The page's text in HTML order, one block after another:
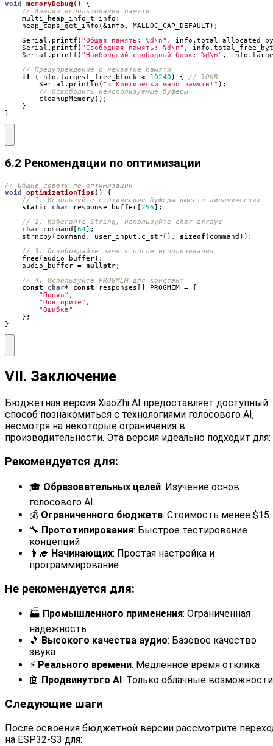
void memoryDebug ()
{
multi_heap_info_t
info ;
heap_caps_get_info (&info , MALLOC_CAP_DEFAULT);
Serial . printf ( "Общая память: %d\n" , info .
Serial . printf ( "Свободная память: %d\n" , info .
Serial . printf ( "Наибольший свободный блок: %d\n" , info .
if
( info . largest_free_block < 10240 ) {
Serial . println ( "⚠️ Критически мало памяти!" );
cleanupMemory ();
}
}
6.2 Рекомендации по оптимизации
void
optimizationTips ()
{
static
char response_buffer [256];
char
command [64];
strncpy ( command , user_input . c_str(), sizeof ( command ));
free (audio_buffer);
audio_buffer = nullptr;
const
char* const responses [] PROGMEM =
{
"Понял" ,
"Повторите" ,
"Ошибка"
};
}
VII. Заключение
Бюджетная версия XiaoZhi AI предоставляет доступный
способ познакомиться с технологиями голосового AI,
несмотря на некоторые ограничения в
производительности. Эта версия идеально подходит для:
Рекомендуется для:
🎓 Образовательных целей: Изучение основ
голосового AI
💰 Ограниченного бюджета: Стоимость менее $15
🔧 Прототипирования: Быстрое тестирование
концепций
👨‍🎓 Начинающих: Простая настройка и
программирование
Не рекомендуется для:
🏭 Промышленного применения: Ограниченная
надежность
🎵 Высокого качества аудио: Базовое качество
звука
⚡ Реального времени: Медленное время отклика
🤖 Продвинутого AI : Только облачные возможности
Следующие шаги
После освоения бюджетной версии рассмотрите
на ESP32-S3 для: